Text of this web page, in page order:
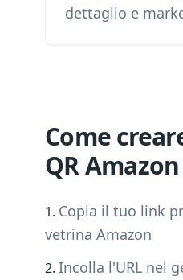
dettaglio e
Come
QR Amazon
Copia il tuo link
vetrina Amazon
Incolla l'URL nel